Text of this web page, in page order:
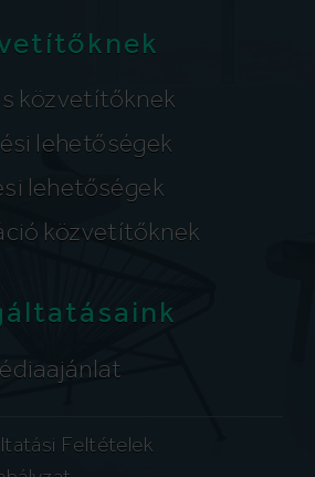
közvetítőknek
lehetőségek
lehetőségek
közvetítőknek
Feltételek